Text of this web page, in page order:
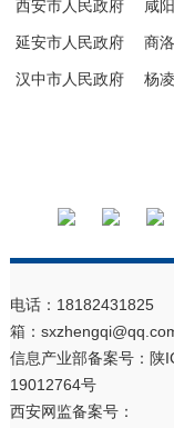
西安市人民政府 咸
延安市人民政府 商
汉中市人民政府 杨
电话：18182431825
箱：
信息产业部备案号： 陕
19012764号
西安网监备案号：